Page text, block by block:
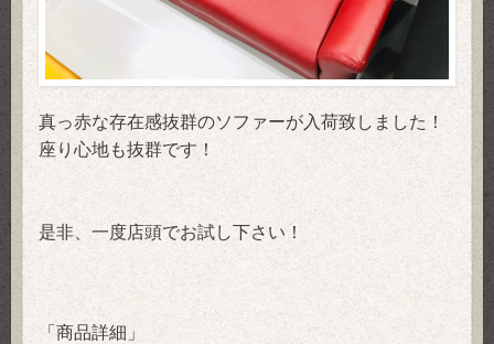
真っ赤な存在感抜群のソファーが入荷致しました！
座り心地も抜群です！
是非、一度店頭でお試し下さい！
「商品詳細」